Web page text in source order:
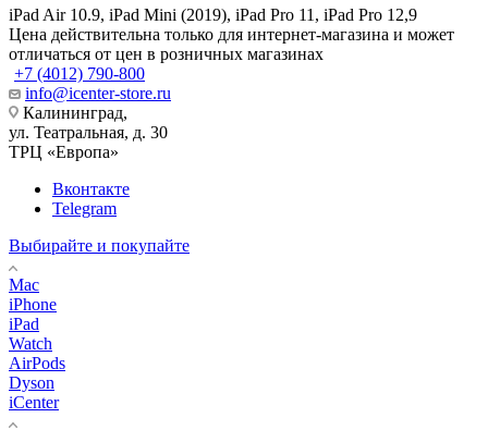
iPad Air 10.9, iPad Mini (2019), iPad Pro 11, iPad Pro 12,9
Цена действительна только для интернет-магазина и может
отличаться от цен в розничных магазинах
+7 (4012) 790-800
info@icenter-store.ru
Калининград,
ул. Театральная, д. 30
ТРЦ «Европа»
Вконтакте
Telegram
Выбирайте и покупайте
Mac
iPhone
iPad
Watch
AirPods
Dyson
iCenter